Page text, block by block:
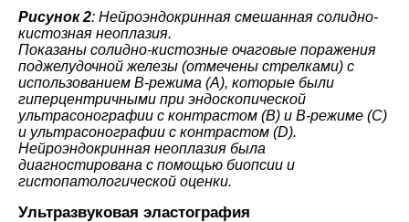
Рисунок 2: Нейроэндокринная смешанная солидно-
кистозная неоплазия.
Показаны солидно-кистозные очаговые поражения
поджелудочной железы (отмечены стрелками) с
использованием B-режима (A), которые были
гиперцентричными при эндоскопической
ультрасонографии с контрастом (B) и B-режиме (C)
и ультрасонографии с контрастом (D).
Нейроэндокринная неоплазия была
диагностирована с помощью биопсии и
гистопатологической оценки.
Ультразвуковая эластография